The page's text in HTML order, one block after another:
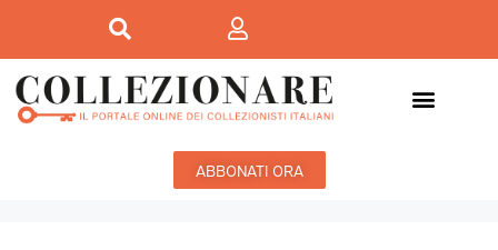
ABBONATI ORA